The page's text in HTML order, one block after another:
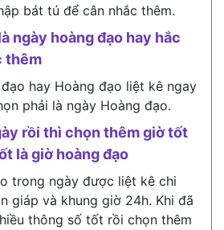
bát tú để cân nhắc thêm.
ngày hoàng đạo hay hắc
thêm
hay Hoàng đạo liệt kê ngay
phải là ngày Hoàng đạo.
rồi thì chọn thêm giờ tốt
là giờ hoàng đạo
trong ngày được liệt kê chi
giáp và khung giờ 24h. Khi đã
thông số tốt rồi chọn thêm